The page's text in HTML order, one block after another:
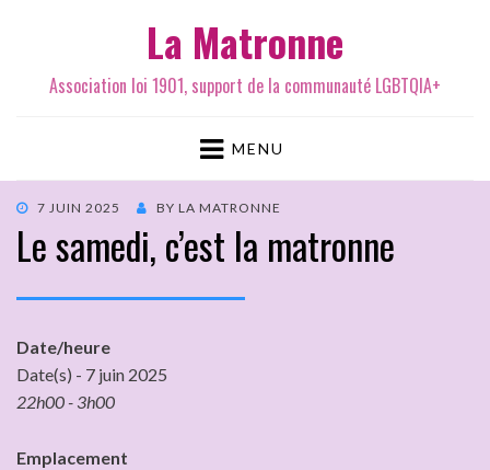
La Matronne
Association loi 1901, support de la communauté LGBTQIA+
MENU
7 JUIN 2025 BY LA MATRONNE
Le samedi, c’est la matronne
Date/heure
Date(s) - 7 juin 2025
22h00 - 3h00
Emplacement